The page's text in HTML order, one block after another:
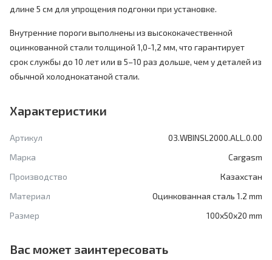
длине 5 см для упрощения подгонки при установке.
Внутренние пороги выполнены из высококачественной
оцинкованной стали толщиной 1,0-1,2 мм, что гарантирует
срок службы до 10 лет или в 5–10 раз дольше, чем у деталей из
обычной холоднокатаной стали.
Характеристики
Артикул
03.WBINSL2000.ALL.0.00
Марка
Cargasm
Производство
Казахстан
Материал
Оцинкованная сталь 1.2 mm
Размер
100x50x20 mm
Вас может заинтересовать